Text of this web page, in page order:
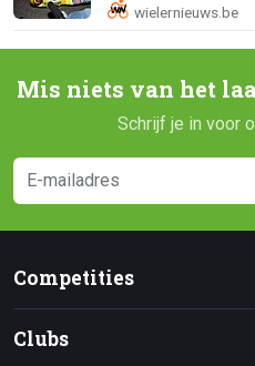
Mis niets van het
Schrijf je in voor
Competities
Clubs